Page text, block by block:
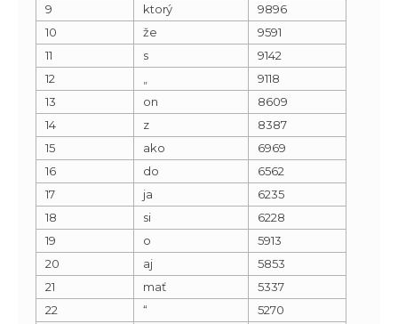
9
ktorý
9896
10
že
9591
11
s
9142
12
9118
13
on
8609
14
z
8387
15
ako
6969
16
do
6562
17
ja
6235
18
si
6228
19
o
5913
20
aj
5853
21
mať
5337
22
“
5270